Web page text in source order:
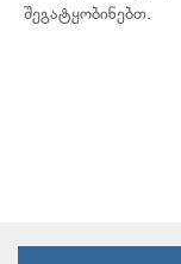
შეგატყობინებთ.